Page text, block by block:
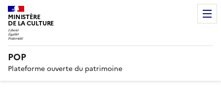
MINISTÈRE
DE LA CULTURE
POP
Plateforme ouverte du patrimoine